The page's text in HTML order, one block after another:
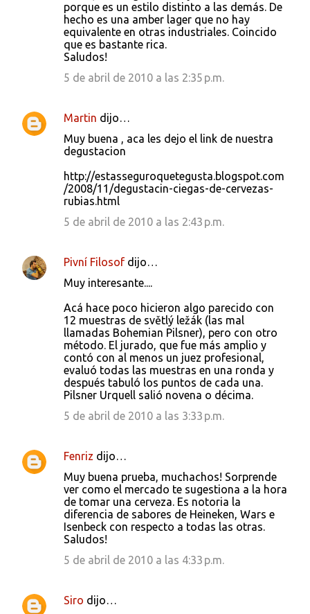
porque es un estilo distinto a las demás. De
hecho es una amber lager que no hay
equivalente en otras industriales. Coincido
que es bastante rica.
Saludos!
5 de abril de 2010 a las 2:35 p.m.
Martin dijo…
Muy buena , aca les dejo el link de nuestra
degustacion
http://estasseguroquetegusta.blogspot.com
/2008/11/degustacin-ciegas-de-cervezas-
rubias.html
5 de abril de 2010 a las 2:43 p.m.
Pivní Filosof dijo…
Muy interesante....
Acá hace poco hicieron algo parecido con
12 muestras de světlý ležák (las mal
llamadas Bohemian Pilsner), pero con otro
método. El jurado, que fue más amplio y
contó con al menos un juez profesional,
evaluó todas las muestras en una ronda y
después tabuló los puntos de cada una.
Pilsner Urquell salió novena o décima.
5 de abril de 2010 a las 3:33 p.m.
Fenriz dijo…
Muy buena prueba, muchachos! Sorprende
ver como el mercado te sugestiona a la hora
de tomar una cerveza. Es notoria la
diferencia de sabores de Heineken, Wars e
Isenbeck con respecto a todas las otras.
Saludos!
5 de abril de 2010 a las 4:33 p.m.
Siro dijo…